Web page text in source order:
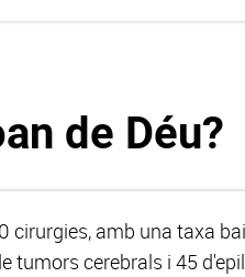
de Déu?
cirurgies, amb una taxa
tumors cerebrals i 45